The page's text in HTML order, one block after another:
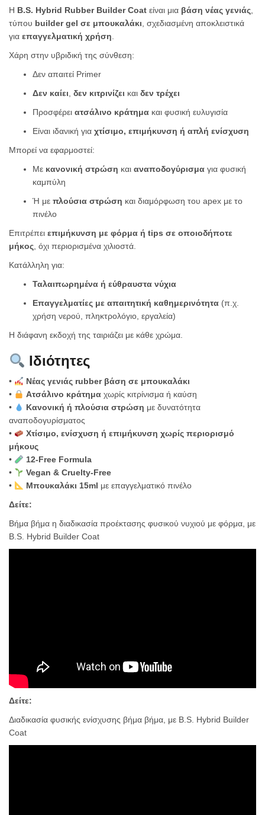
Η B.S. Hybrid Rubber Builder Coat είναι μια βάση νέας γενιάς
τύπου builder gel σε μπουκαλάκι , σχεδιασμένη αποκλειστικά
για επαγγελματική χρήση
Χάρη στην υβριδική της σύνθεση:
Δεν απαιτεί Primer
Δεν καίει δεν κιτρινίζει και δεν τρέχει
Προσφέρει ατσάλινο κράτημα και φυσική ευλυγισία
Είναι ιδανική για χτίσιμο, επιμήκυνση ή απλή ενίσχυση
Μπορεί να εφαρμοστεί:
Με κανονική στρώση και αναποδογύρισμα για φυσική
καμπύλη
Ή με πλούσια στρώση και διαμόρφωση του apex με το
πινέλο
Επιτρέπει επιμήκυνση με φόρμα ή tips σε οποιοδήποτε
μήκος , όχι περιορισμένα χιλιοστά.
Κατάλληλη για:
Ταλαιπωρημένα ή εύθραυστα νύχια
Επαγγελματίες με απαιτητική καθημερινότητα (π.χ.
χρήση νερού, πληκτρολόγιο, εργαλεία)
Η διάφανη εκδοχή της ταιριάζει με κάθε χρώμα.
Ιδιότητες
•
Νέας γενιάς rubber βάση σε μπουκαλάκι
•
Ατσάλινο κράτημαχωρίς κιτρίνισμα ή καύση
•
Κανονική ή πλούσια στρώση με δυνατότητα
αναποδογυρίσματος
•
Χτίσιμο, ενίσχυση ή επιμήκυνση χωρίς περιορισμό
μήκους
•
12-Free Formula
•
Vegan & Cruelty-Free
•
Μπουκαλάκι 15ml με επαγγελματικό πινέλο
Δείτε:
Βήμα βήμα η διαδικασία προέκτασης φυσικού νυχιού με φόρμα, με
B.S. Hybrid Builder Coat
Δείτε:
Διαδικασία φυσικής ενίσχυσης βήμα βήμα, με B.S. Hybrid Builder
Coat